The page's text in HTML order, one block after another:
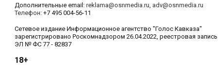
Дополнительные email: reklama@osnmedia.ru, adv@osnmedia.ru
Телефон: +7 495 004-56-11
Сетевое издание Информационное агентство "Голос Кавказа"
зарегистрировано Роскомнадзором 26.04.2022, реестровая запись
ЭЛ № ФС 77 - 82837
18+